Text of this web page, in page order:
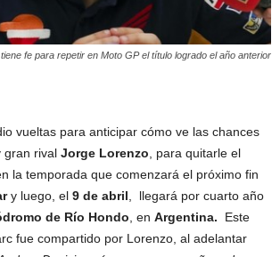
fe para repetir en Moto GP el título logrado el año anterior
vueltas para anticipar cómo ve las chances
gran rival Jorge Lorenzo, para quitarle el
la temporada que comenzará el próximo fin
y luego, el 9 de abril, llegará por cuarto año
de Río Hondo, en Argentina. Este
fue compartido por Lorenzo, al adelantar